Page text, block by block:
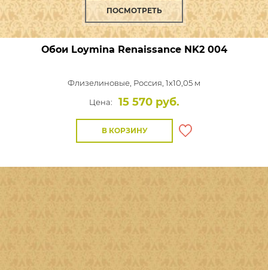
ПОСМОТРЕТЬ
Обои Loymina RenaissanceNK2 004
Флизелиновые, Россия, 1x10,05 м
Цена:
15 570 руб.
В КОРЗИНУ